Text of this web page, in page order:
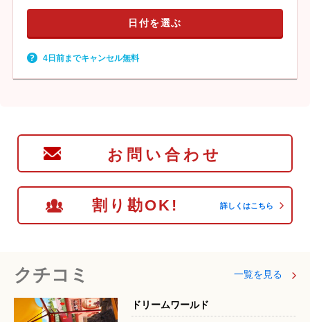
日付を選ぶ
4日前までキャンセル無料
お問い合わせ
割り勘OK! 詳しくはこちら
クチコミ 一覧を見る
ドリームワールド